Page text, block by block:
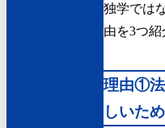
独学では
由を3つ紹
理由①法
しいため